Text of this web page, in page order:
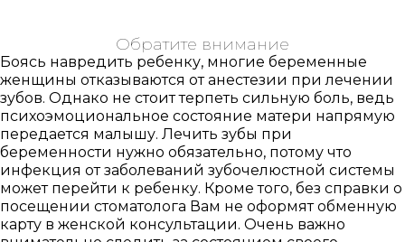
Обратите внимание
Боясь навредить ребенку, многие беременные
женщины отказываются от анестезии при лечении
зубов. Однако не стоит терпеть сильную боль, ведь
психоэмоциональное состояние матери напрямую
передается малышу. Лечить зубы при
беременности нужно обязательно, потому что
инфекция от заболеваний зубочелюстной системы
может перейти к ребенку. Кроме того, без справки о
посещении стоматолога Вам не оформят обменную
карту в женской консультации. Очень важно